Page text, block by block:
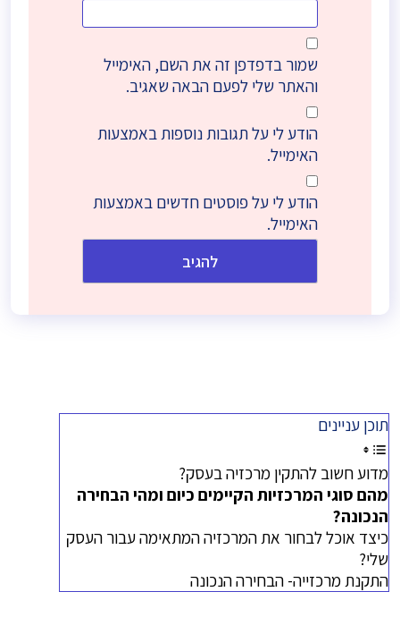
שמור בדפדפן זה את השם, האימייל
והאתר שלי לפעם הבאה שאגיב.
הודע לי על תגובות נוספות באמצעות
האימייל.
הודע לי על פוסטים חדשים באמצעות
האימייל.
תוכן עניינים
מדוע חשוב להתקין מרכזיה בעסק?
מהם סוגי המרכזיות הקיימים כיום ומהי הבחירה
הנכונה?
כיצד אוכל לבחור את המרכזיה המתאימה עבור העסק
שלי?
התקנת מרכזייה- הבחירה הנכונה